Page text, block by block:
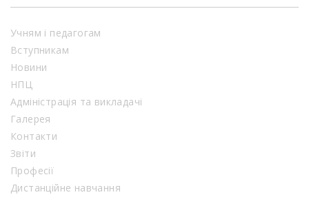
Учням і педагогам
Вступникам
Новини
НПЦ
Адміністрація та викладачі
Галерея
Контакти
Звіти
Професії
Дистанційне навчання